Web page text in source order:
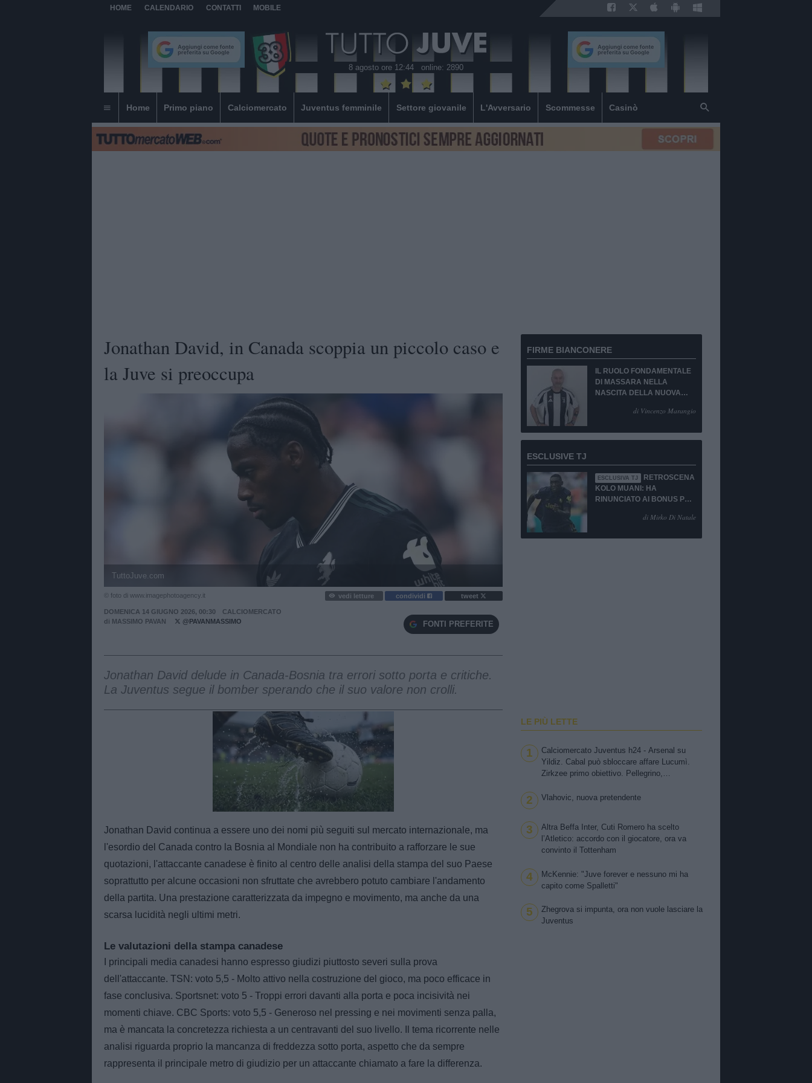
HOME CALENDARIO CONTATTI MOBILE
8 agosto ore 12:44 online: 2890
Home Primo piano Calciomercato Juventus femminile Settore giovanile L'Avversario Scommesse Casinò
Jonathan David, in Canada scoppia un piccolo caso e
la Juve si preoccupa
TuttoJuve.com
© foto di www.imagephotoagency.it vedi letture condividi tweet
DOMENICA 14 GIUGNO 2026, 00:30
CALCIOMERCATO
di MASSIMO PAVAN @PAVANMASSIMO FONTI PREFERITE
Jonathan David delude in Canada-Bosnia tra errori sotto porta e critiche.
La Juventus segue il bomber sperando che il suo valore non crolli.
Unmute
Loaded
100.00%
Jonathan David continua a essere uno dei nomi più seguiti sul mercato internazionale, ma
l'esordio del Canada contro la Bosnia al Mondiale non ha contribuito a rafforzare le sue
quotazioni, l'attaccante canadese è finito al centro delle analisi della stampa del suo Paese
soprattutto per alcune occasioni non sfruttate che avrebbero potuto cambiare l'andamento
della partita. Una prestazione caratterizzata da impegno e movimento, ma anche da una
scarsa lucidità negli ultimi metri.
Le valutazioni della stampa canadese
I principali media canadesi hanno espresso giudizi piuttosto severi sulla prova
dell'attaccante. TSN: voto 5,5 - Molto attivo nella costruzione del gioco, ma poco efficace in
fase conclusiva. Sportsnet: voto 5 - Troppi errori davanti alla porta e poca incisività nei
momenti chiave. CBC Sports: voto 5,5 - Generoso nel pressing e nei movimenti senza palla,
ma è mancata la concretezza richiesta a un centravanti del suo livello. Il tema ricorrente nelle
analisi riguarda proprio la mancanza di freddezza sotto porta, aspetto che da sempre
rappresenta il principale metro di giudizio per un attaccante chiamato a fare la differenza.
FIRME BIANCONERE
IL RUOLO FONDAMENTALE
DI MASSARA NELLA
NASCITA DELLA NUOVA
di Vincenzo Marangio
ESCLUSIVE TJ
ESCLUSIVA TJ
RETROSCENA
KOLO MUANI: HA
RINUNCIATO AI BONUS PUR
di Mirko Di Natale
LE PIÙ LETTE
1
Calciomercato Juventus h24 - Arsenal su
Yildiz. Cabal può sbloccare affare Lucumì.
Zirkzee primo obiettivo. Pellegrino,
Sorloth sul mercato. Vlahovic, nuova
2 Vlahovic, nuova pretendente
3
Altra Beffa Inter, Cuti Romero ha scelto
l’Atletico: accordo con il giocatore, ora va
convinto il Tottenham
4
McKennie: "Juve forever e nessuno mi ha
capito come Spalletti"
5
Zhegrova si impunta, ora non vuole lasciare la
Juventus